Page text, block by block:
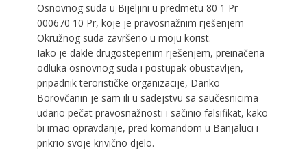
Osnovnog suda u Bijeljini u predmetu 80 1 Pr
000670 10 Pr, koje je pravosnažnim rješenjem
Okružnog suda završeno u moju korist.
Iako je dakle drugostepenim rješenjem, preinačena
odluka osnovnog suda i postupak obustavljen,
pripadnik terorističke organizacije, Danko
Borovčanin je sam ili u sadejstvu sa saučesnicima
udario pečat pravosnažnosti i sačinio falsifikat, kako
bi imao opravdanje, pred komandom u Banjaluci i
prikrio svoje krivično djelo.